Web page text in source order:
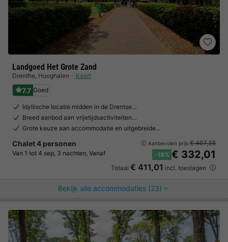
Landgoed Het Grote Zand
Drenthe, Hooghalen Kaart
7.7 Goed
Idyllische locatie midden in de Drentse…
Breed aanbod aan vrijetijdsactiviteiten…
Grote keuze aan accommodatie en uitgebreide…
Chalet 4 personen
Van 1 tot 4 sep, 3 nachten, Vanaf
Aanbevolen prijs:€ 407,35
-18% € 332,01
Totaal € 411,01 incl. toeslagen
Bekijk alle accommodaties (23)